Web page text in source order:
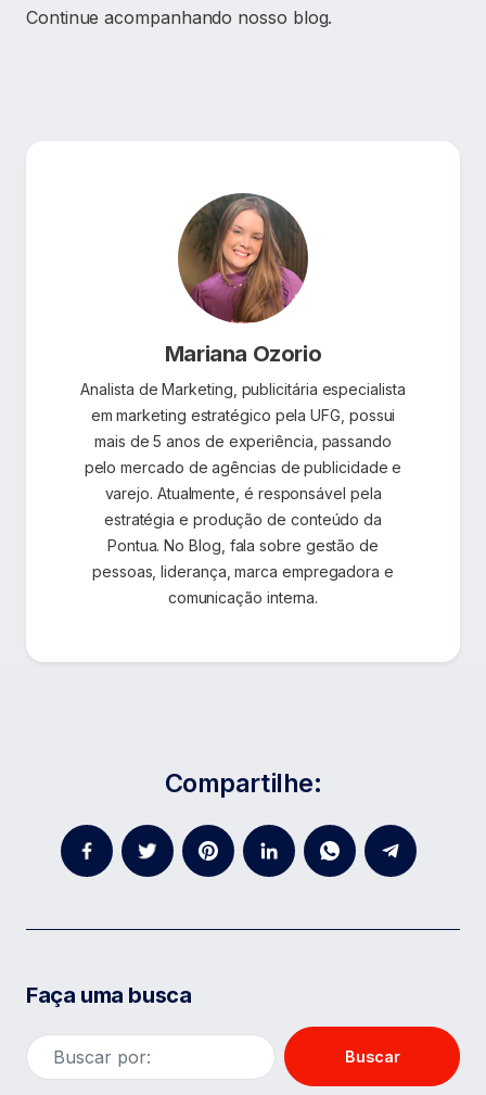
Continue acompanhando nosso blog.
Mariana Ozorio
Analista de Marketing, publicitária especialista
em marketing estratégico pela UFG, possui
mais de 5 anos de experiência, passando
pelo mercado de agências de publicidade e
varejo. Atualmente, é responsável pela
estratégia e produção de conteúdo da
Pontua. No Blog, fala sobre gestão de
pessoas, liderança, marca empregadora e
comunicação interna.
Compartilhe:
Faça uma busca
Buscar